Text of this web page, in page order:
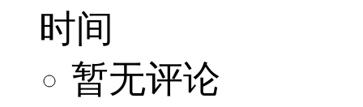
时间
暂无评论